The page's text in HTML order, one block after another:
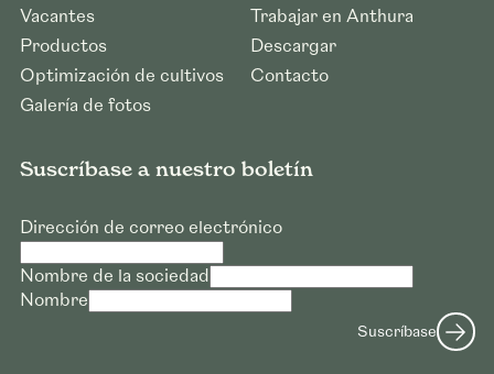
Vacantes
Productos
Optimización de cultivos
Galería de fotos
Trabajar en Anthura
Descargar
Contacto
Suscríbase a nuestro boletín
Dirección de correo electrónico
Nombre de la sociedad
Nombre
Suscríbase